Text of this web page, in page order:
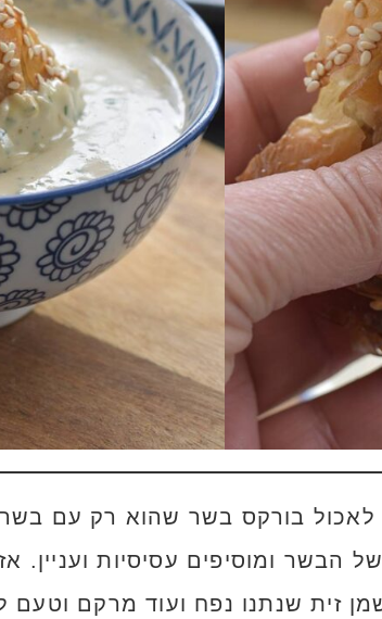
בורקס בשר שהוא רק עם
ומוסיפים עסיסיות ועניין.
זית שנתנו נפח ועוד מרקם וטעם